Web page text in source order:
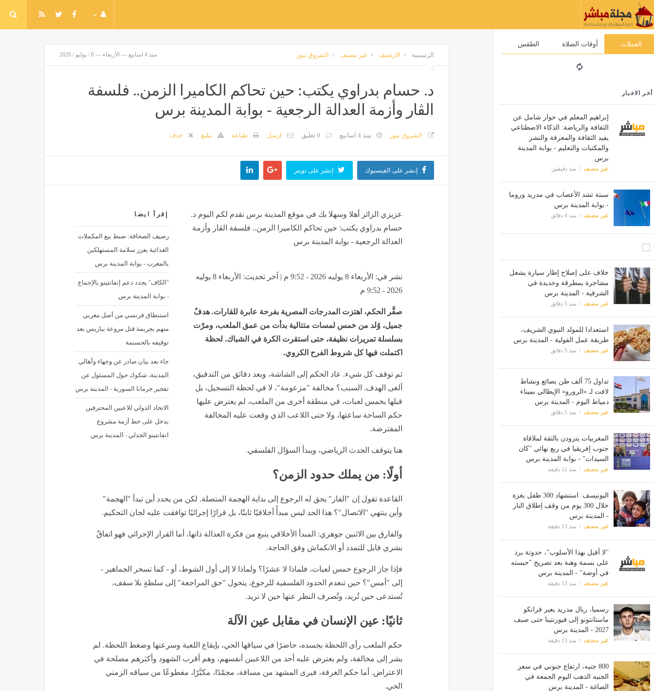
العملات أوقات الصلاة الطقس
أخر الاخبار
إبراهيم المعلم في حوار شامل عن
الثقافة والرياضة: الذكاء الاصطناعي
يفيد الثقافة والمعرفة والنشر
والمكتبات والتعليم - بوابة المدينة
برس
غير مصنف منذ دقيقتين
سبتة تشد الأعصاب في مدريد وروما
- بوابة المدينة برس
غير مصنف منذ 4 دقائق
خلاف على إصلاح إطار سيارة يشعل
مشاجرة بمطرقة وحديدة في
الشرقية - المدينة برس
غير مصنف منذ 5 دقائق
استعدادا للمولد النبوي الشريف،
طريقة عمل الفولية - المدينة برس
غير مصنف منذ 5 دقائق
تداول 75 ألف طن بضائع ونشاط
لافت لـ «الرورو» الإيطالي بميناء
دمياط اليوم - المدينة برس
غير مصنف منذ 5 دقائق
المغربيات يتزودن بالثقة لملاقاة
جنوب إفريقيا في ربع نهائي "كان
السيدات" - بوابة المدينة برس
غير مصنف منذ 12 دقيقة
اليونيسف: استشهاد 300 طفل بغزة
خلال 300 يوم من وقف إطلاق النار
- المدينة برس
غير مصنف منذ 13 دقيقة
"لا أقبل بهذا الأسلوب"، حدوتة يرد
على بسمة وهبة بعد تصريح "حبسته
في أوضة" - المدينة برس
غير مصنف منذ 13 دقيقة
رسميا، ريال مدريد يعير فرانكو
ماستانتونو إلى فيورنتينا حتى صيف
2027 - المدينة برس
غير مصنف منذ 13 دقيقة
800 جنيه، ارتفاع جنوني في سعر
الجنيه الذهب اليوم الجمعة في
الصاغة - المدينة برس
الرئيسية الارشيف غير مصنف الشروق نيوز منذ 4 اسابيع — الأربعاء — 8 / يوليو / 2026
د. حسام بدراوي يكتب: حين تحاكم الكاميرا الزمن.. فلسفة
الڤار وأزمة العدالة الرجعية - بوابة المدينة برس
الشروق نيوز منذ 4 اسابيع 0 تعليق ارسل طباعة تبليغ حذف
إنشر على الفيسبوك إنشر على تويتر
إقرأ ايضا
رصيف الصحافة: ضبط بيع المكملات
الغذائية يعزز سلامة المستهلكين
بالمغرب - بوابة المدينة برس
"الكاف" يجدد دعم إنفانتينو بالإجماع
- بوابة المدينة برس
استنطاق فرنسي من أصل مغربي
متهم بجريمة قتل مروعة بباريس بعد
توقيفه بالحسيمة
جاء بعد بيان صادر عن وجهاء وأهالي
المدينة، شكوك حول المسئول عن
تفجير جرمانا السورية - المدينة برس
الاتحاد الدولي للاعبين المحترفين
يدخل على خط أزمة مشروع
انفانتينو الجدلي - المدينة برس
عزيزي الزائر أهلا وسهلا بك في موقع المدينة برس نقدم لكم اليوم د.
حسام بدراوي يكتب: حين تحاكم الكاميرا الزمن.. فلسفة الڤار وأزمة
العدالة الرجعية - بوابة المدينة برس
نشر في: الأربعاء 8 يوليه 2026 - 9:52 م | آخر تحديث: الأربعاء 8 يوليه
2026 - 9:52 م
صفَّر الحكم، اهتزت المدرجات المصرية بفرحة عابرة للقارات. هدفٌ
جميل، وُلد من خمس لمسات متتالية بدأت من عمق الملعب، ومرّت
بسلسلة تمريرات نظيفة، حتى استقرت الكرة في الشباك. لحظة
اكتملت فيها كل شروط الفرح الكروي.
ثم توقف كل شيء. عاد الحكم إلى الشاشة، وبعد دقائق من التدقيق،
ألغى الهدف. السبب؟ مخالفة "مزعومة"، لا في لحظة التسجيل، بل
قبلها بخمس لعبات، في منطقة أخرى من الملعب، لم يعترض عليها
حكم الساحة ساعتها، ولا حتى اللاعب الذي وقعت عليه المخالفة
المفترضة.
هنا يتوقف الحدث الرياضي، ويبدأ السؤال الفلسفي.
أولًا: من يملك حدود الزمن؟
القاعدة تقول إن "الفار" يحق له الرجوع إلى بداية الهجمة المتصلة. لكن من يحدد أين تبدأ "الهجمة"
وأين ينتهي "الاتصال"؟ هذا الحد ليس مبدأً أخلاقيًا ثابتًا، بل قرارًا إجرائيًا توافقت عليه لجان التحكيم.
والفارق بين الاثنين جوهري: المبدأ الأخلاقي ينبع من فكرة العدالة ذاتها، أما القرار الإجرائي فهو اتفاقٌ
بشري قابل للتمدد أو الانكماش وفق الحاجة.
فإذا جاز الرجوع خمس لعبات، فلماذا لا عشرًا؟ ولماذا لا إلى أول الشوط، أو - كما تسخر الجماهير -
إلى "أمس"؟ حين تنعدم الحدود الفلسفية للرجوع، يتحول "حق المراجعة" إلى سلطةٍ بلا سقف،
تُستدعى حين تُريد، وتُصرف النظر عنها حين لا تريد.
ثانيًا: عين الإنسان في مقابل عين الآلة
حكم الملعب رأى اللحظة بجسده، حاضرًا في سياقها الحي، بإيقاع اللعبة وسرعتها وضغط اللحظة. لم
يشر إلى مخالفة، ولم يعترض عليه أحد من اللاعبين أنفسهم، وهم أقرب الشهود وأكثرهم مصلحة في
الاعتراض. أما حكم الغرفة، فيرى المشهد من مسافة، مجمّدًا، مكبَّرًا، مقطوعًا من سياقه الزمني
الحي.